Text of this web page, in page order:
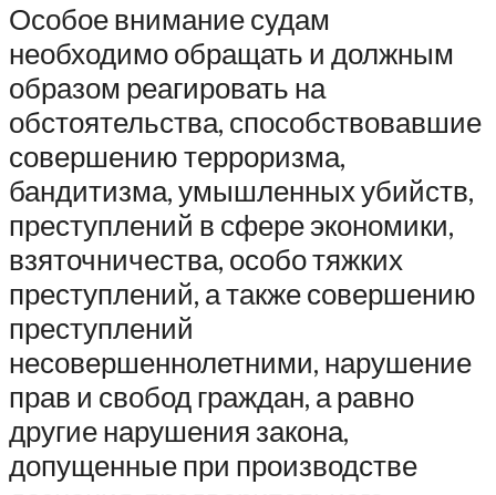
Особое внимание судам
необходимо обращать и должным
образом реагировать на
обстоятельства, способствовавшие
совершению терроризма,
бандитизма, умышленных убийств,
преступлений в сфере экономики,
взяточничества, особо тяжких
преступлений, а также совершению
преступлений
несовершеннолетними, нарушение
прав и свобод граждан, а равно
другие нарушения закона,
допущенные при производстве